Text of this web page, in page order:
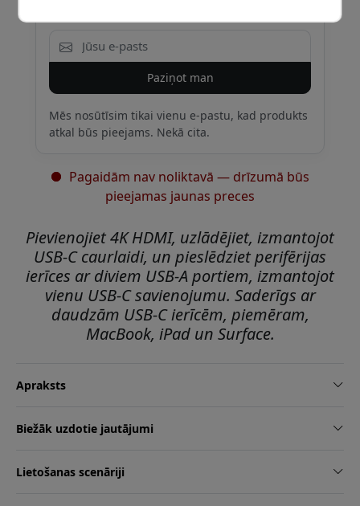
Paziņot man
Mēs nosūtīsim tikai vienu e-pastu, kad produkts
atkal būs pieejams. Nekā cita.
Pagaidām nav noliktavā — drīzumā būs
pieejamas jaunas preces
Pievienojiet 4K HDMI, uzlādējiet, izmantojot
USB-C caurlaidi, un pieslēdziet perifērijas
ierīces ar diviem USB-A portiem, izmantojot
vienu USB-C savienojumu. Saderīgs ar
daudzām USB-C ierīcēm, piemēram,
MacBook, iPad un Surface.
Apraksts
Biežāk uzdotie jautājumi
Lietošanas scenāriji